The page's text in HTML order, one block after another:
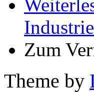
Zum
Theme by